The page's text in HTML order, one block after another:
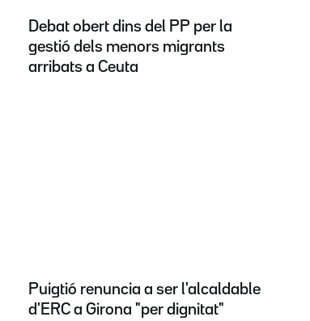
Debat obert dins del PP per la
gestió dels menors migrants
arribats a Ceuta
Puigtió renuncia a ser l'alcaldable
d'ERC a Girona "per dignitat"